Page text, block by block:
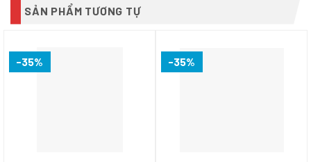
SẢN PHẨM TƯƠNG TỰ
-35% -35%